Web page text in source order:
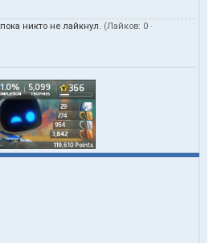
пока никто не лайкнул. (Лайков: 0 ·